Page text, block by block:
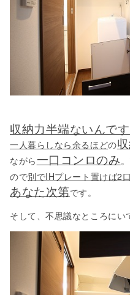
収納力半端ないんです
一人暮らしなら余るほどの
ながら一口コンロのみ
ので別でIHプレート置けば2口
あなた次第です。
そして、不思議なところにい